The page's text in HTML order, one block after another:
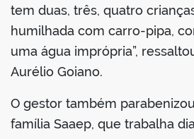
tem duas, três, quatro
humilhada com carro-pipa,
uma água imprópria”,
Aurélio Goiano.
O gestor também
família Saaep, que trabalha